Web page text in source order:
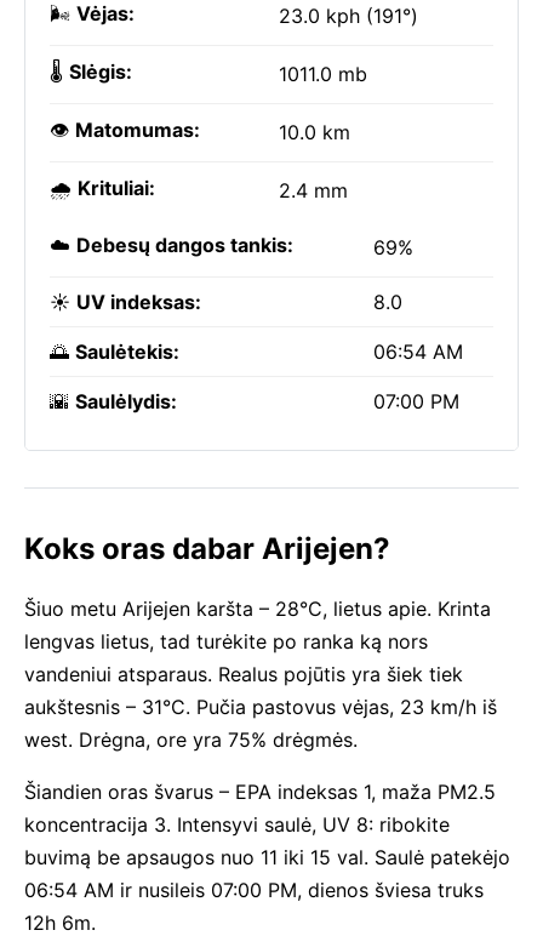
🌬️ Vėjas: 23.0 kph (191°)
🌡️ Slėgis: 1011.0 mb
👁️ Matomumas: 10.0 km
🌧️ Krituliai: 2.4 mm
☁️ Debesų dangos tankis: 69%
☀️ UV indeksas: 8.0
🌅 Saulėtekis: 06:54 AM
🌇 Saulėlydis: 07:00 PM
Koks oras dabar Arijejen?
Šiuo metu Arijejen karšta – 28°C, lietus apie. Krinta
lengvas lietus, tad turėkite po ranka ką nors
vandeniui atsparaus. Realus pojūtis yra šiek tiek
aukštesnis – 31°C. Pučia pastovus vėjas, 23 km/h iš
west. Drėgna, ore yra 75% drėgmės.
Šiandien oras švarus – EPA indeksas 1, maža PM2.5
koncentracija 3. Intensyvi saulė, UV 8: ribokite
buvimą be apsaugos nuo 11 iki 15 val. Saulė patekėjo
06:54 AM ir nusileis 07:00 PM, dienos šviesa truks
12h 6m.